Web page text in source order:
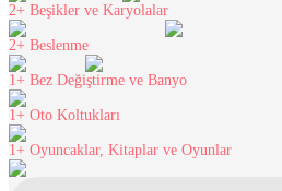
2+ Beşikler ve Karyolalar
2+ Beslenme
1+ Bez Değiştirme ve Banyo
1+ Oto Koltukları
1+ Oyuncaklar, Kitaplar ve Oyunlar